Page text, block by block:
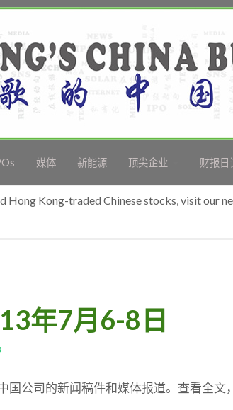
媒体 新能源 顶尖企业 财报日
Hong Kong-traded Chinese stocks, visit our
年7月6-8日
国公司的新闻稿件和媒体报道。查看全文